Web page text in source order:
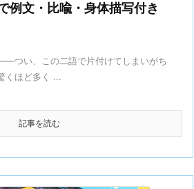
例文・比喩・身体描写付き
つい、この二語で片付けてしまいがち
くほど多く ...
記事を読む